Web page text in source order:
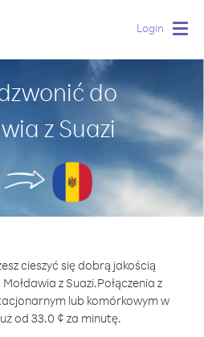
Login
do
z Suazi
cieszyć się dobrą jakością
z Suazi.Połączenia z
lub komórkowym w
od 33.0 ¢ za minutę.